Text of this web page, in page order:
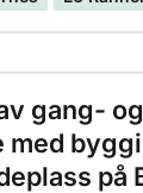
gang-
med
på